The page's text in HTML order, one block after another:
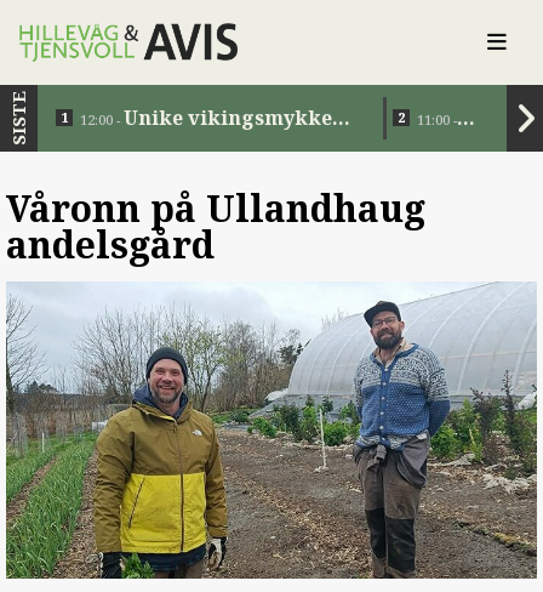
SISTE 12:00 - Unike vikingsmykker
11:00 -
Våronn på Ullandhaug
andelsgård